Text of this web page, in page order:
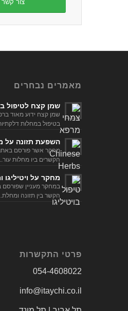
שמן קצח ידוע מאוד
בטיפול במחלות
הקשרים ביו מחלות עור...
הקשר בין תזונה
054-4608022
info@itaychi.co.il
תל אביב | תל מונד